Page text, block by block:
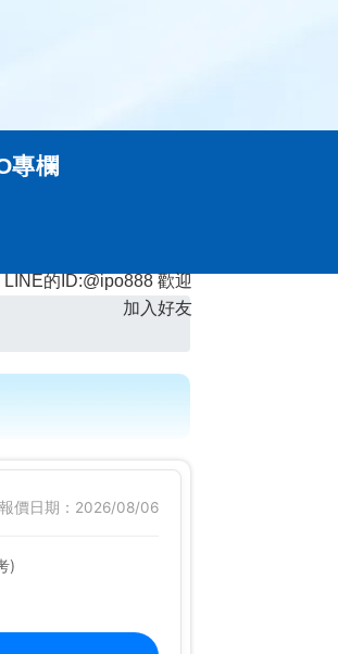
LINE的ID:@ipo888 歡迎
加入好友
專欄
報價日期：2026/08/06
)